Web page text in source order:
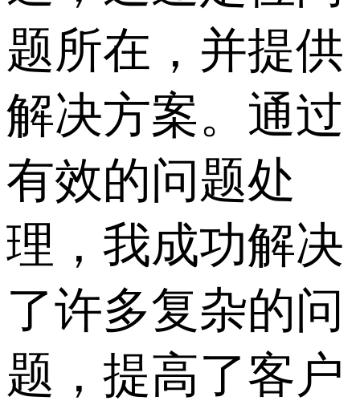
题所在，并提供
解决方案。通过
有效的问题处
理，我成功解决
了许多复杂的问
题，提高了客户